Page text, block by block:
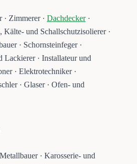
Zimmerer · Dachdecker·
Kälte- und Schallschutzisolierer ·
· Schornsteinfeger ·
Lackierer · Installateur und
· Elektrotechniker ·
· Glaser · Ofen- und
· Karosserie- und